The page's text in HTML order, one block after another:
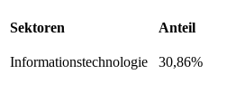
Sektoren Anteil
Informationstechnologie 30,86%